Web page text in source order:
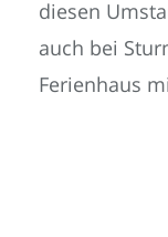
diesen
auch bei
Ferienhaus